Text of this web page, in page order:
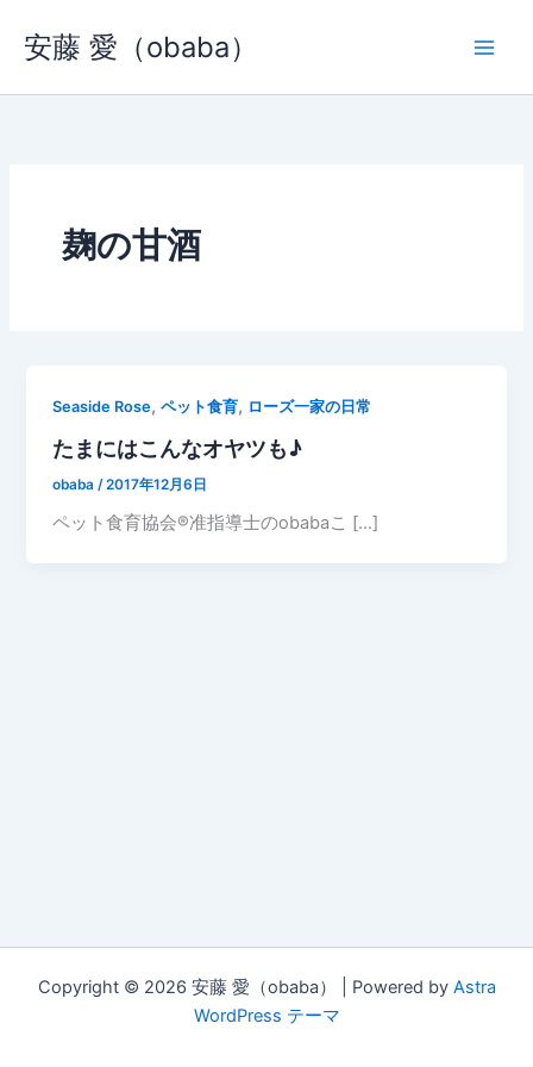
ス
安藤 愛（obaba）
麹の甘酒
Seaside Rose,ペット食育, ローズ一家の日常
たまにはこんなオヤツも♪
obaba /2017年12月6日
ペット食育協会®︎准指導士のobabaこ […]
Copyright © 2026 安藤 愛（obaba） | Powered by Astra
WordPress テーマ